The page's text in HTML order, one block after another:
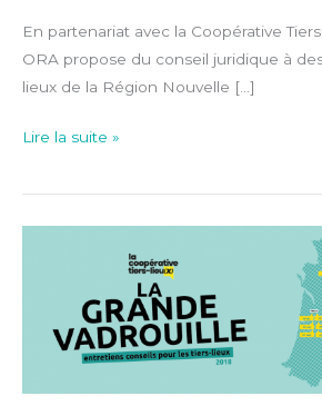
En partenariat avec la Coopérative
ORA propose du conseil juridique à
lieux de la Région Nouvelle […]
Lire la suite »